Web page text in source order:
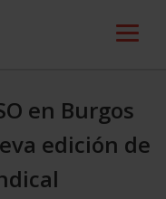
en Burgos
edición de